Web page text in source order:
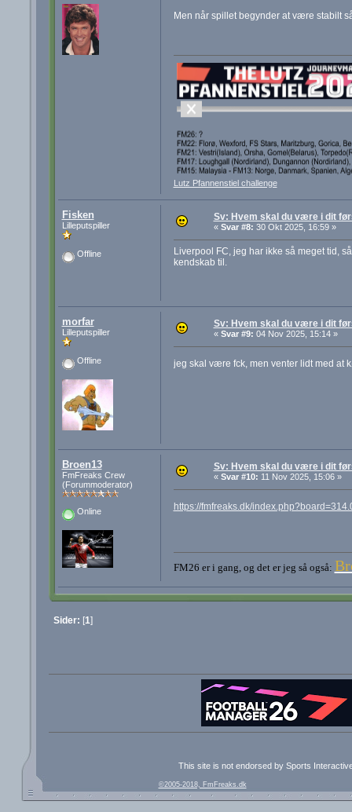
Men når spillet begynder at være stabilt
Lutz Pfannenstiel challenge
Fisken
Lilleputspiller
Offline
Sv: Hvem skal du være i dit
« Svar #8: 30 Okt 2025, 16:59 »
Liverpool FC, jeg har ikke så meget tid,
kendskab til.
morfar
Lilleputspiller
Offline
Sv: Hvem skal du være i dit
« Svar #9: 04 Nov 2025, 15:14 »
jeg skal være fck, men venter lidt med at
Broen13
FmFreaks Crew
(Forummoderator)
Online
Sv: Hvem skal du være i dit
« Svar #10: 11 Nov 2025, 15:06 »
https://fmfreaks.dk/
FM26 er i gang, og det er jeg så også:
Sider: [1]
This site is not endorsed by Sports
©2005-2018, FmFreaks.dk